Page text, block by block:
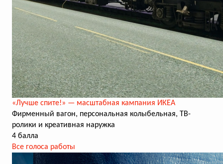
«Лучше спите!» — масштабная кампания ИКЕА
Фирменный вагон, персональная колыбельная, ТВ-
ролики и креативная наружка
4 балла
Все голоса работы